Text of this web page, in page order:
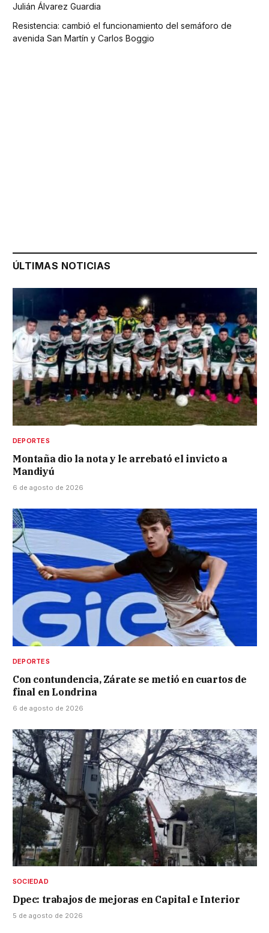
Julián Álvarez Guardia
Resistencia: cambió el funcionamiento del semáforo de
avenida San Martín y Carlos Boggio
ÚLTIMAS NOTICIAS
DEPORTES
Montaña dio la nota y le arrebató el invicto a
Mandiyú
6 de agosto de 2026
DEPORTES
Con contundencia, Zárate se metió en cuartos de
final en Londrina
6 de agosto de 2026
SOCIEDAD
Dpec: trabajos de mejoras en Capital e Interior
5 de agosto de 2026